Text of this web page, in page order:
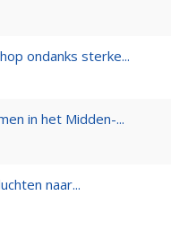
ondanks sterke...
in het Midden-...
naar...